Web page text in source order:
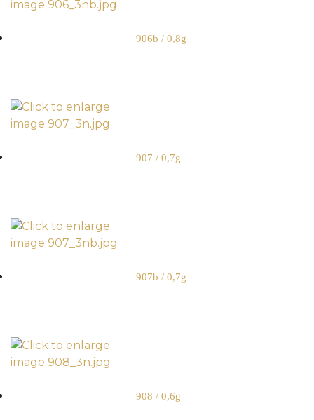
906b / 0,8g
907 / 0,7g
907b / 0,7g
908 / 0,6g